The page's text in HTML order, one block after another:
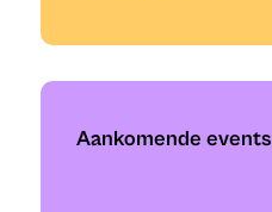
Aankomende events